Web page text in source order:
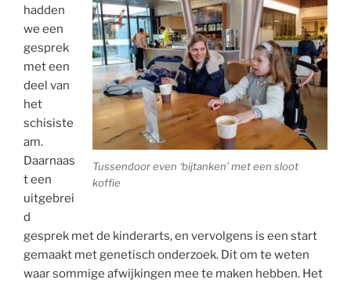
Tussendoor even ‘bijtanken’ met een sloot
koffie
hadden
we een
gesprek
met een
deel van
het
schisiste
am.
Daarnaas
t een
uitgebrei
d
gesprek met de kinderarts, en vervolgens is een start
gemaakt met genetisch onderzoek. Dit om te weten
waar sommige afwijkingen mee te maken hebben. Het